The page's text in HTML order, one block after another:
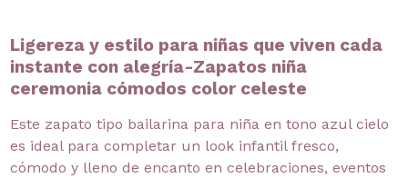
Ligereza y estilo para niñas que viven cada
instante con alegría-Zapatos niña
ceremonia cómodos color celeste
Este zapato tipo bailarina para niña en tono azul cielo
es ideal para completar un look infantil fresco,
cómodo y lleno de encanto en celebraciones, eventos